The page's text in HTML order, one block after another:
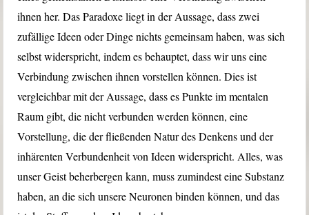
ihnen her. Das Paradoxe liegt in der Aussage, dass zwei
zufällige Ideen oder Dinge nichts gemeinsam haben, was sich
selbst widerspricht, indem es behauptet, dass wir uns eine
Verbindung zwischen ihnen vorstellen können. Dies ist
vergleichbar mit der Aussage, dass es Punkte im mentalen
Raum gibt, die nicht verbunden werden können, eine
Vorstellung, die der fließenden Natur des Denkens und der
inhärenten Verbundenheit von Ideen widerspricht. Alles, was
unser Geist beherbergen kann, muss zumindest eine Substanz
haben, an die sich unsere Neuronen binden können, und das